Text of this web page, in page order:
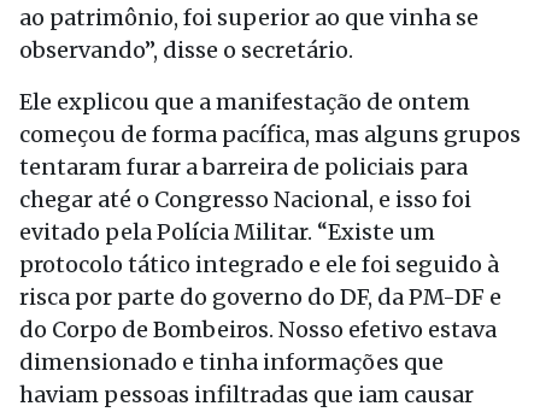
ao patrimônio, foi superior ao que vinha se
observando”, disse o secretário.
Ele explicou que a manifestação de ontem
começou de forma pacífica, mas alguns grupos
tentaram furar a barreira de policiais para
chegar até o Congresso Nacional, e isso foi
evitado pela Polícia Militar. “Existe um
protocolo tático integrado e ele foi seguido à
risca por parte do governo do DF, da PM-DF e
do Corpo de Bombeiros. Nosso efetivo estava
dimensionado e tinha informações que
haviam pessoas infiltradas que iam causar